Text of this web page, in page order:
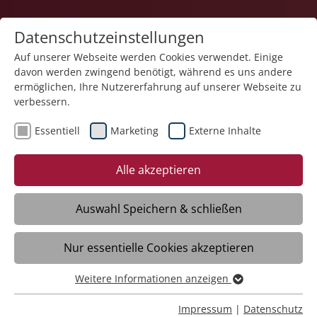
Pflege
06.05.2026
Richtfest im Pflegecampus
Adolf Gröber in Weingarten
Weingarten – Mit dem Richtfest feierte die
Stiftung Liebenau Ende Aprill einen
wichtigen Baufortschritt im neuen
Pflegecampus Adolf Gröber. In
unmittelbarer Nachbarschaft zum
Datenschutzeinstellungen
Auf unserer Webseite werden Cookies verwendet. Einige
davon werden zwingend benötigt, während es uns andere
ermöglichen, Ihre Nutzererfahrung auf unserer Webseite zu
verbessern.
Essentiell Marketing Externe Inhalte
Alle akzeptieren
Auswahl Speichern & schließen
Nur essentielle Cookies akzeptieren
Essentiell
Essentielle Cookies werden für grundlegende Funktionen
Weitere Informationen anzeigen
Impressum | Datenschutz